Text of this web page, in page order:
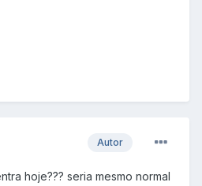
Autor
hoje??? seria mesmo normal